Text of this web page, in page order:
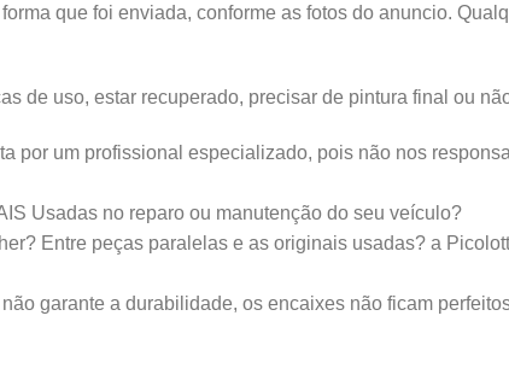
que foi enviada, conforme as fotos do anuncio.
de uso, estar recuperado, precisar de pintura final ou
por um profissional especializado, pois não nos
Usadas no reparo ou manutenção do seu veículo?
Entre peças paralelas e as originais usadas? a
garante a durabilidade, os encaixes não ficam